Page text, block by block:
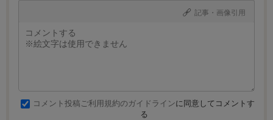
記事・画像引用
コメント投稿ご利用規約のガイドラインに同意してコメントす
る